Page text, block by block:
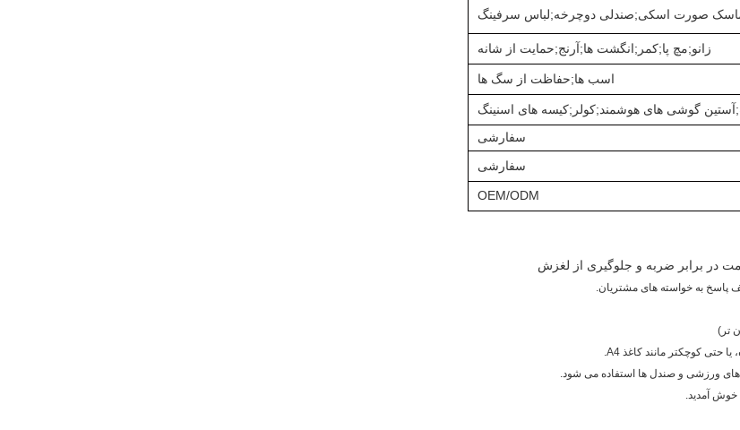
صورت اسکی;صندلی دوچرخه;لباس سرفینگ
زانو;مچ پا;کمر ;انگشت ها;آرنج;حمایت از شانه
اسب ها;حفاظت از سگ ها
;آستین گوشی های هوشمند;کولر ;کیسه های اسنینگ
سفارشی
سفارشی
OEM/ODM